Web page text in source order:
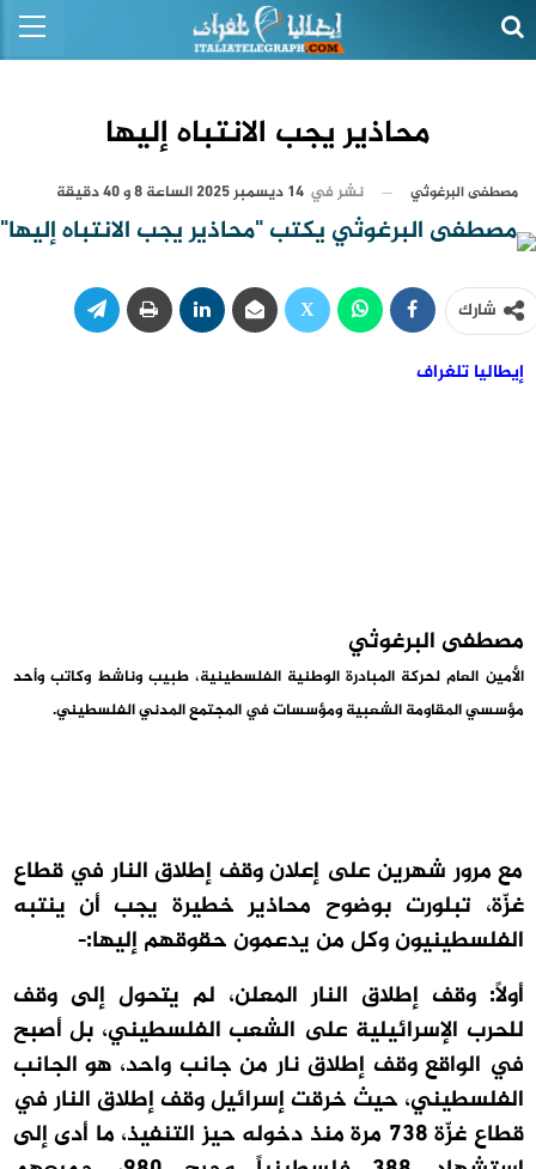
محاذير يجب الانتباه إليها
مصطفى البرغوثي نشر في 14 ديسمبر 2025 الساعة 8 و 40 دقيقة
شارك
إيطاليا تلغراف
مصطفى البرغوثي
الأمين العام لحركة المبادرة الوطنية الفلسطينية، طبيب وناشط وكاتب وأحد
مؤسسي المقاومة الشعبية ومؤسسات في المجتمع المدني الفلسطيني.
مع مرور شهرين على إعلان وقف إطلاق النار في قطاع
غزّة، تبلورت بوضوح محاذير خطيرة يجب أن ينتبه
الفلسطينيون وكل من يدعمون حقوقهم إليها:-
أولاً: وقف إطلاق النار المعلن، لم يتحول إلى وقف
للحرب الإسرائيلية على الشعب الفلسطيني، بل أصبح
في الواقع وقف إطلاق نار من جانب واحد، هو الجانب
الفلسطيني، حيث خرقت إسرائيل وقف إطلاق النار في
قطاع غزّة 738 مرة منذ دخوله حيز التنفيذ، ما أدى إلى